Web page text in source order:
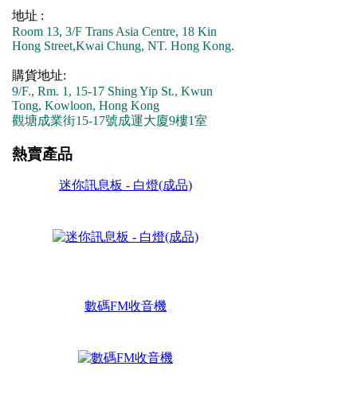
地址 :
Room 13, 3/F Trans Asia Centre, 18 Kin
Hong Street,Kwai Chung, NT. Hong Kong.
購貨地址:
9/F., Rm. 1, 15-17 Shing Yip St., Kwun
Tong, Kowloon, Hong Kong
觀塘成業街15-17號成運大廈9樓1室
熱賣產品
迷你訊息板 - 白燈(成品)
數碼FM收音機